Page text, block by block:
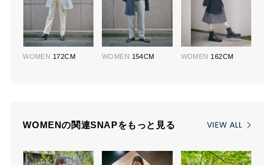
WOMEN 172CM WOMEN 154CM WOMEN 162CM
WOMENの関連SNAPをもっと見る VIEW ALL